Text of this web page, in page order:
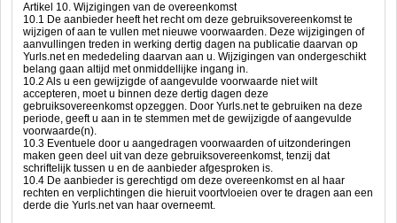
Artikel 10. Wijzigingen van de overeenkomst
10.1 De aanbieder heeft het recht om deze gebruiksovereenkomst te
wijzigen of aan te vullen met nieuwe voorwaarden. Deze wijzigingen of
aanvullingen treden in werking dertig dagen na publicatie daarvan op
Yurls.net en mededeling daarvan aan u. Wijzigingen van ondergeschikt
belang gaan altijd met onmiddellijke ingang in.
10.2 Als u een gewijzigde of aangevulde voorwaarde niet wilt
accepteren, moet u binnen deze dertig dagen deze
gebruiksovereenkomst opzeggen. Door Yurls.net te gebruiken na deze
periode, geeft u aan in te stemmen met de gewijzigde of aangevulde
voorwaarde(n).
10.3 Eventuele door u aangedragen voorwaarden of uitzonderingen
maken geen deel uit van deze gebruiksovereenkomst, tenzij dat
schriftelijk tussen u en de aanbieder afgesproken is.
10.4 De aanbieder is gerechtigd om deze overeenkomst en al haar
rechten en verplichtingen die hieruit voortvloeien over te dragen aan een
derde die Yurls.net van haar overneemt.